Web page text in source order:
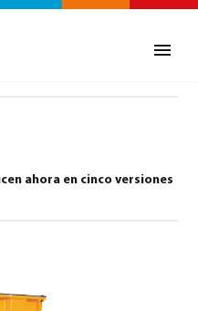
ahora en cinco versiones